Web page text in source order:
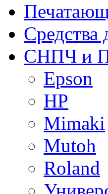
Средства
СНПЧ и
Epson
HP
Mimaki
Mutoh
Roland